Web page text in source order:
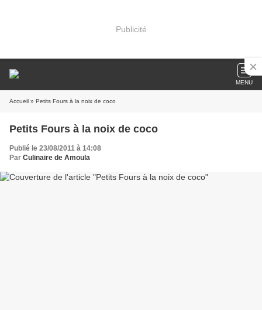
Publicité
MENU
Accueil » Petits Fours à la noix de coco
Petits Fours à la noix de coco
Publié le 23/08/2011 à 14:08
Par Culinaire de Amoula